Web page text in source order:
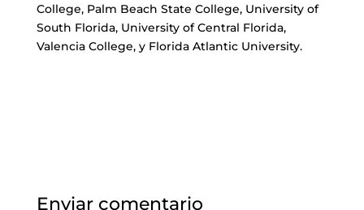
College, Palm Beach State College, University of
South Florida, University of Central Florida,
Valencia College, y Florida Atlantic University.
Enviar comentario